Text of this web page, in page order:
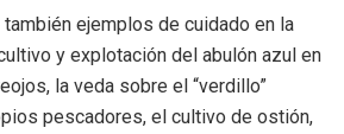
ejemplos de cuidado en la
y explotación del abulón azul en
la veda sobre el “verdillo”
pescadores, el cultivo de ostión,